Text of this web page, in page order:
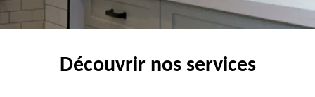
Découvrir nos services